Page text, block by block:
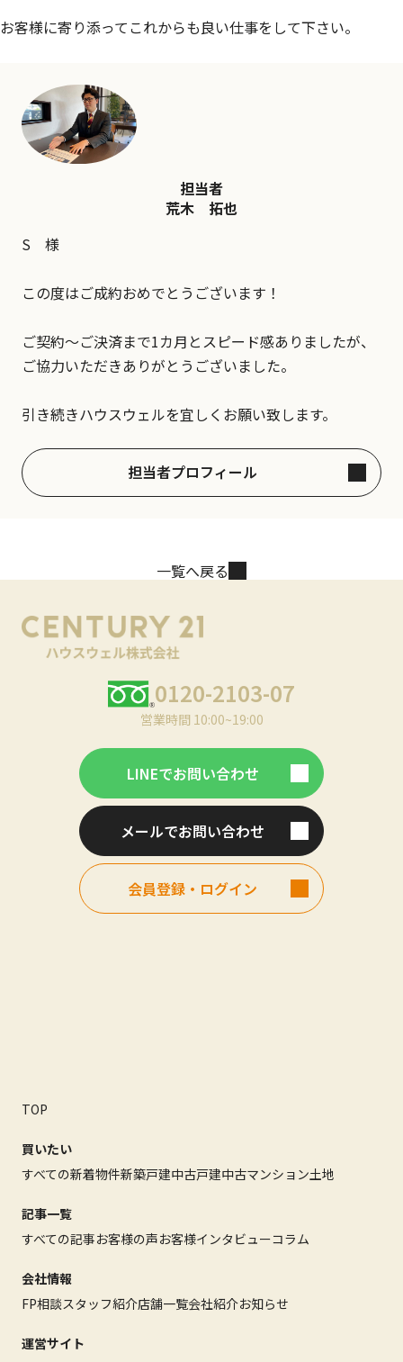
お客様に寄り添ってこれからも良い仕事をして下さい。
担当者
荒木 拓也
S 様
この度はご成約おめでとうございます！
ご契約～ご決済まで1カ月とスピード感ありましたが、
ご協力いただきありがとうございました。
引き続きハウスウェルを宜しくお願い致します。
担当者プロフィール
一覧へ戻る
0120-2103-07
営業時間 10:00~19:00
LINEでお問い合わせ
メールでお問い合わせ
会員登録・ログイン
TOP
買いたい
すべての新着物件新築戸建中古戸建中古マンション土地
記事一覧
すべての記事お客様の声お客様インタビューコラム
会社情報
FP相談スタッフ紹介店舗一覧会社紹介お知らせ
運営サイト